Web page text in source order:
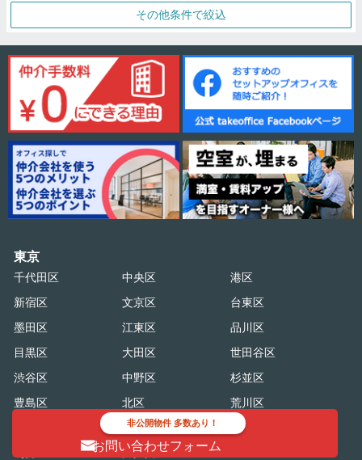
その他条件で絞込
東京
千代田区 中央区
港区
新宿区
文京区
台東区
墨田区
江東区
品川区
目黒区
大田区
世田谷区
渋谷区
中野区
杉並区
豊島区
北区
荒川区
練馬区
足立区
葛飾区
江戸川区
非公開物件 多数あり！
お問い合わせフォーム